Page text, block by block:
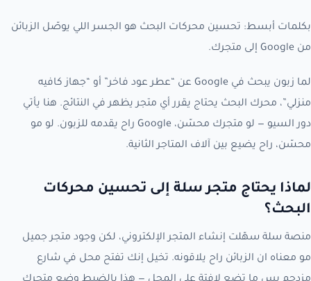
بكلمات أبسط: تحسين محركات البحث هو الجسر اللي يوصّل الزبائن
من Google إلى متجرك.
لما زبون يبحث في Google عن “عطر عود فاخر” أو “جهاز كافيه
منزلي”، محرك البحث يحتاج يقرر أي متجر يظهر في النتائج. هنا يأتي
دور السيو — لو متجرك محسّن، Google راح يقدمه للزبون. لو مو
محسّن، راح يضيع بين آلاف المتاجر الثانية.
لماذا يحتاج متجر سلة إلى تحسين محركات
البحث؟
منصة سلة سهّلت إنشاء المتجر الإلكتروني، لكن وجود متجر جميل
مو معناه ان الزبائن راح يلاقونه. تخيل إنك تفتح محل في شارع